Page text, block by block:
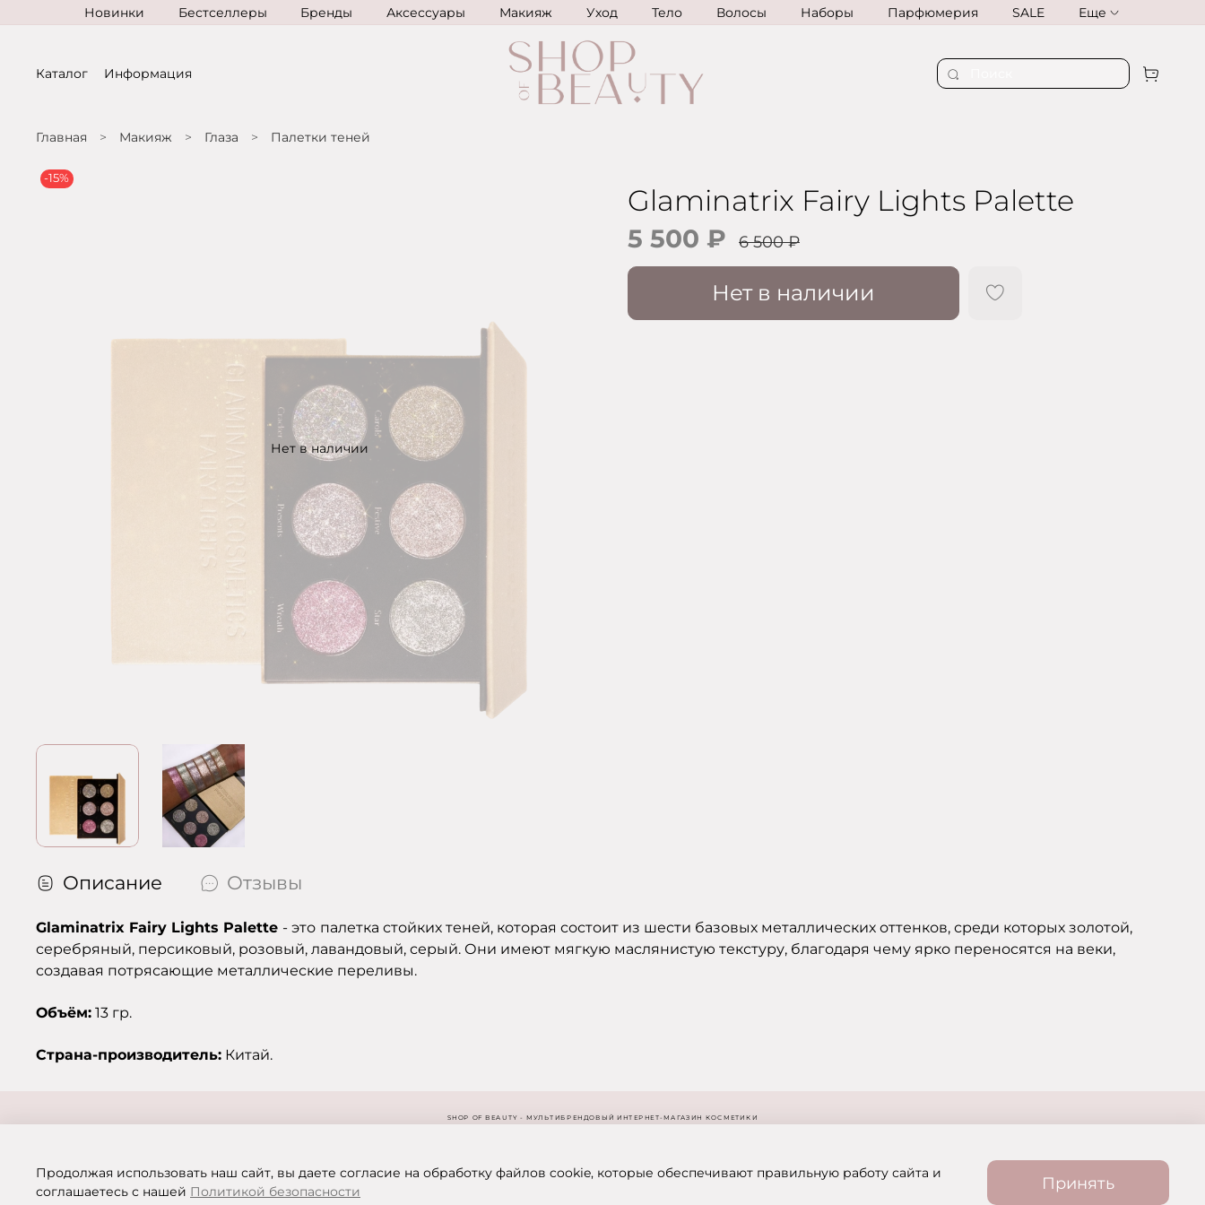
Новинки Бестселлеры Бренды Аксессуары Макияж Уход Тело Волосы Наборы Парфюмерия SALE Еще
Каталог Информация
Главная Макияж Глаза Палетки теней
Нет в наличии
-15%
Glaminatrix Fairy Lights Palette
5 500 ₽ 6 500 ₽
Нет в наличии
Описание Отзывы
Glaminatrix Fairy Lights Palette - это палетка стойких теней, которая состоит из шести базовых металлических оттенков, среди которых золотой,
серебряный, персиковый, розовый, лавандовый, серый. Они имеют мягкую маслянистую текстуру, благодаря чему ярко переносятся на веки,
создавая потрясающие металлические переливы.
Объём: 13 гр.
Страна-производитель: Китай.
SHOP OF BEAUTY - МУЛЬТИБРЕНДОВЫЙ ИНТЕРНЕТ-МАГАЗИН КОСМЕТИКИ
Продолжая использовать наш сайт, вы даете согласие на обработку файлов cookie, которые обеспечивают правильную работу сайта и
соглашаетесь с нашей Политикой безопасности Принять